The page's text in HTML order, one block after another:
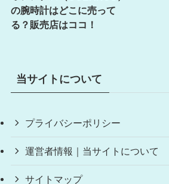
の腕時計はどこに売って
る？販売店はココ！
当サイトについて
プライバシーポリシー
運営者情報｜当サイトについて
サイトマップ